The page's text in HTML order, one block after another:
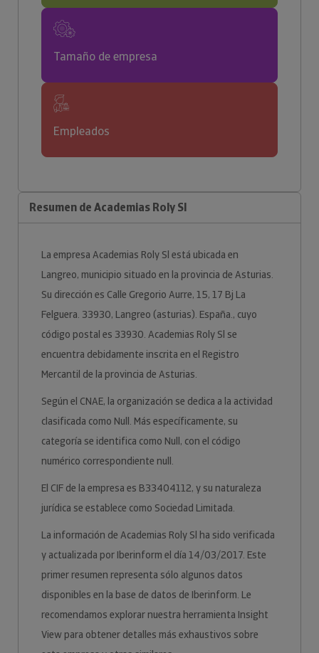
Tamaño de empresa
Empleados
Resumen de Academias Roly Sl
La empresa Academias Roly Sl está ubicada en
Langreo, municipio situado en la provincia de Asturias.
Su dirección es Calle Gregorio Aurre, 15, 17 Bj La
Felguera. 33930, Langreo (asturias). España., cuyo
código postal es 33930. Academias Roly Sl se
encuentra debidamente inscrita en el Registro
Mercantil de la provincia de Asturias.
Según el CNAE, la organización se dedica a la actividad
clasificada como Null. Más específicamente, su
categoría se identifica como Null, con el código
numérico correspondiente null.
El CIF de la empresa es B33404112, y su naturaleza
jurídica se establece como Sociedad Limitada.
La información de Academias Roly Sl ha sido verificada
y actualizada por Iberinform el día 14/03/2017. Este
primer resumen representa sólo algunos datos
disponibles en la base de datos de Iberinform. Le
recomendamos explorar nuestra herramienta Insight
View para obtener detalles más exhaustivos sobre